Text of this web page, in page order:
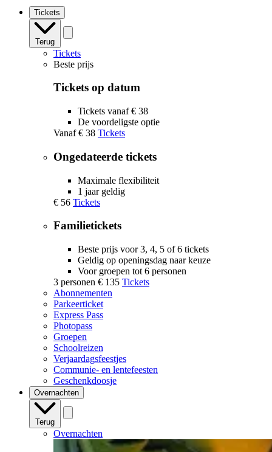
Tickets
Terug
Tickets
Beste prijs
Tickets op datum
Tickets vanaf € 38
De voordeligste optie
Vanaf € 38 Tickets
Ongedateerde tickets
Maximale flexibiliteit
1 jaar geldig
€ 56 Tickets
Familietickets
Beste prijs voor 3, 4, 5 of 6 tickets
Geldig op openingsdag naar keuze
Voor groepen tot 6 personen
3 personen € 135 Tickets
Abonnementen
Parkeerticket
Express Pass
Photopass
Groepen
Schoolreizen
Verjaardagsfeestjes
Communie- en lentefeesten
Geschenkdoosje
Overnachten
Terug
Overnachten